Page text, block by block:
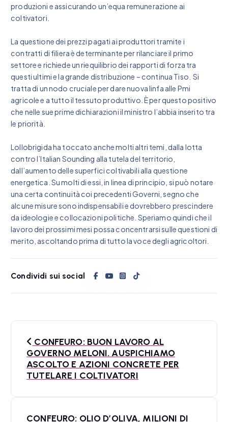
produzioni e assicurando un’equa remunerazione ai
coltivatori.
La questione dei prezzi pagati ai produttori tramite i
contratti di filiera è determinante per rilanciare il primo
settore e richiede un riequilibrio dei rapporti di forza tra
questi ultimi e la grande distribuzione – continua Tiso. Si
tratta di un nodo cruciale per dare nuova linfa alle Pmi
agricole e a tutto il tessuto produttivo. È per questo positivo
che nelle sue prime dichiarazioni il ministro l’abbia inserito tra
le priorità.
Lollobrigida ha toccato anche molti altri temi, dalla lotta
contro l’Italian Sounding alla tutela del territorio,
dall’aumento delle superfici coltivabili alla questione
energetica. Su molti di essi, in linea di principio, si può notare
una certa continuità coi precedenti Governi, segno che
alcune misure sono indispensabili e dovrebbero prescindere
da ideologie e collocazioni politiche. Speriamo quindi che il
lavoro dei prossimi mesi possa concentrarsi sulle questioni di
merito, ascoltando prima di tutto la voce degli agricoltori.
Condividi sui social
CONFEURO: BUON LAVORO AL
GOVERNO MELONI. AUSPICHIAMO
ASCOLTO E AZIONI CONCRETE PER
TUTELARE I COLTIVATORI
CONFEURO: OLIO D’OLIVA, MILIONI DI